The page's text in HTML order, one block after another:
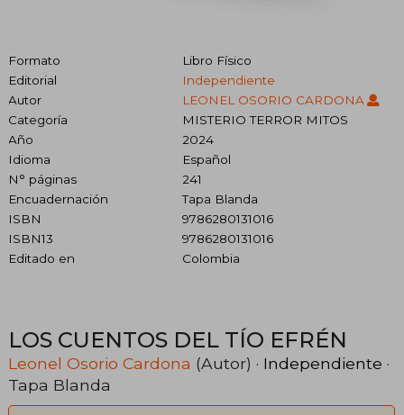
Formato
Libro Físico
Editorial
Independiente
Autor
LEONEL OSORIO CARDONA
Categoría
MISTERIO TERROR MITOS
Año
2024
Idioma
Español
N° páginas
241
Encuadernación
Tapa Blanda
ISBN
9786280131016
ISBN13
9786280131016
Editado en
Colombia
LOS CUENTOS DEL TÍO EFRÉN
Leonel Osorio Cardona (Autor) · Independiente ·
Tapa Blanda